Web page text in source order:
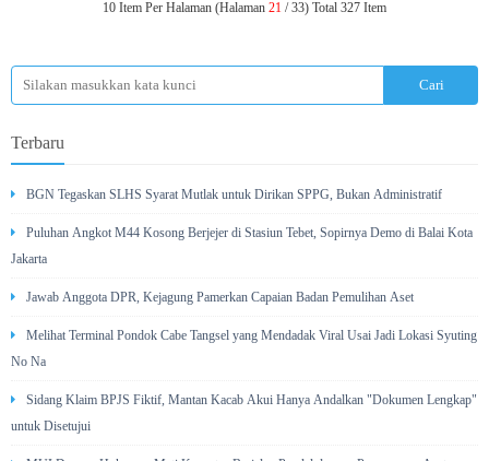
10 Item Per Halaman (Halaman 21 / 33) Total 327 Item
Terbaru
BGN Tegaskan SLHS Syarat Mutlak untuk Dirikan SPPG, Bukan Administratif
Puluhan Angkot M44 Kosong Berjejer di Stasiun Tebet, Sopirnya Demo di Balai Kota
Jakarta
Jawab Anggota DPR, Kejagung Pamerkan Capaian Badan Pemulihan Aset
Melihat Terminal Pondok Cabe Tangsel yang Mendadak Viral Usai Jadi Lokasi Syuting
No Na
Sidang Klaim BPJS Fiktif, Mantan Kacab Akui Hanya Andalkan "Dokumen Lengkap"
untuk Disetujui